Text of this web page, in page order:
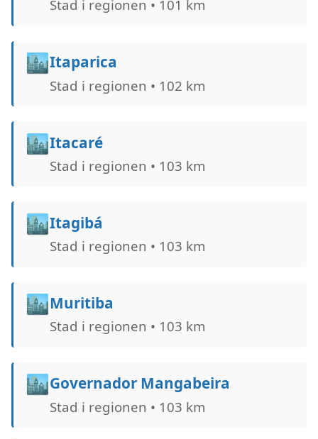
Stad i regionen • 101 km
🏙️Itaparica
Stad i regionen • 102 km
🏙️Itacaré
Stad i regionen • 103 km
🏙️Itagibá
Stad i regionen • 103 km
🏙️Muritiba
Stad i regionen • 103 km
🏙️Governador Mangabeira
Stad i regionen • 103 km